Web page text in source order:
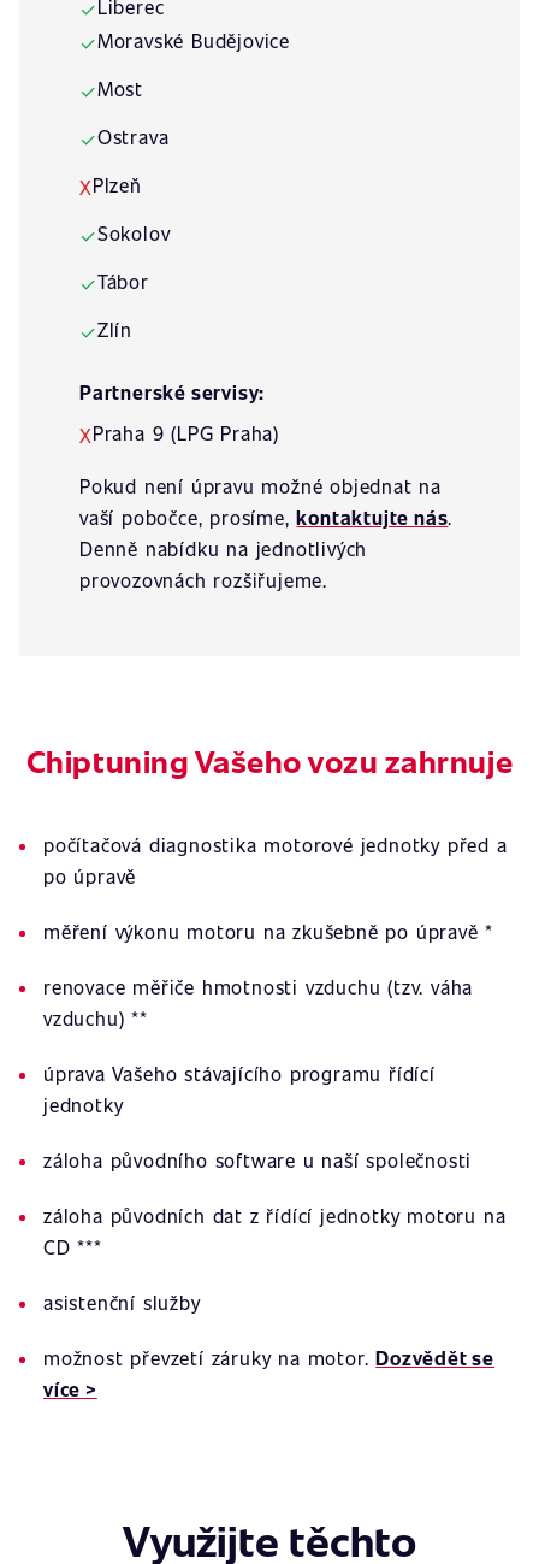
✓Liberec
✓Moravské Budějovice
✓Most
✓Ostrava
XPlzeň
✓Sokolov
✓Tábor
✓Zlín
Partnerské servisy:
XPraha 9 (LPG Praha)
Pokud není úpravu možné objednat na
vaší pobočce, prosíme,kontaktujte nás.
Denně nabídku na jednotlivých
provozovnách rozšiřujeme.
Chiptuning Vašeho vozu zahrnuje
počítačová diagnostika motorové jednotky před a
po úpravě
měření výkonu motoru na zkušebně po úpravě *
renovace měřiče hmotnosti vzduchu (tzv. váha
vzduchu) **
úprava Vašeho stávajícího programu řídící
jednotky
záloha původního software u naší společnosti
záloha původních dat z řídící jednotky motoru na
CD ***
asistenční služby
možnost převzetí záruky na motor.Dozvědět se
více >
Využijte těchto